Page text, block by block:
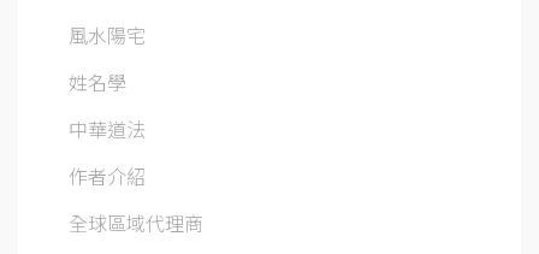
風水陽宅
姓名學
中華道法
作者介紹
全球區域代理商